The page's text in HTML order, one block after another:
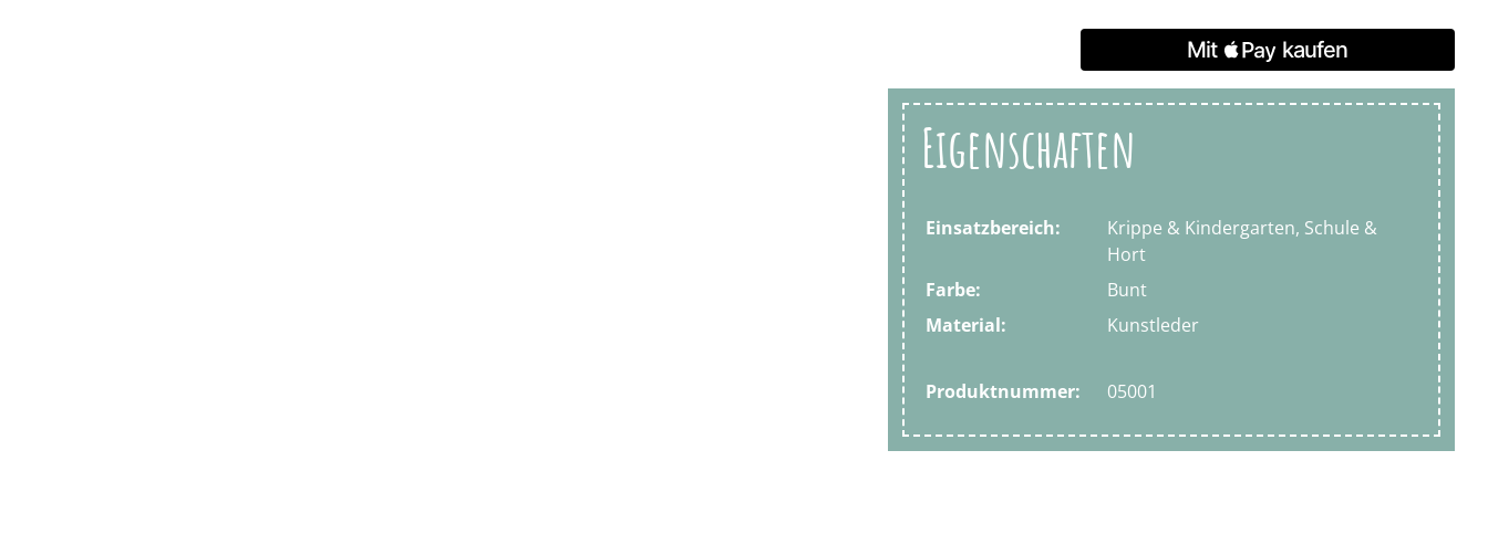
Eigenschaften
Einsatzbereich:
Krippe & Kindergarten, Schule &
Hort
Farbe:
Bunt
Material:
Kunstleder
Produktnummer: 05001